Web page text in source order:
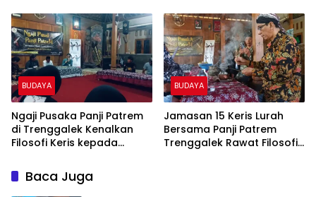
BUDAYA
Ngaji Pusaka Panji Patrem
di Trenggalek Kenalkan
Filosofi Keris kepada
Masyarakat
BUDAYA
Jamasan 15 Keris Lurah
Bersama Panji Patrem
Trenggalek Rawat Filosofi
Baca Juga